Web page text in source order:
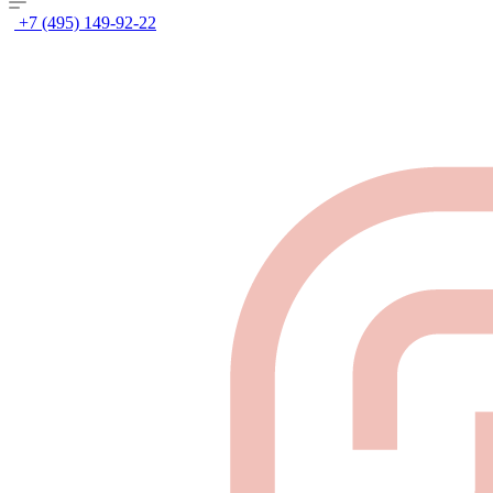
+7 (495) 149-92-22